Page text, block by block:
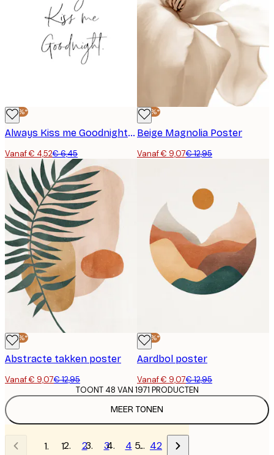
-30%*
Always Kiss me Goodnight Poster
Vanaf € 4,52€ 6,45
-30%*
Beige Magnolia Poster
Vanaf € 9,07€ 12,95
-30%*
Abstracte takken poster
Vanaf € 9,07€ 12,95
-30%*
Aardbol poster
Vanaf € 9,07€ 12,95
MEER TONEN
TOONT 48 VAN 1971 PRODUCTEN
1 2 3 4 … 42